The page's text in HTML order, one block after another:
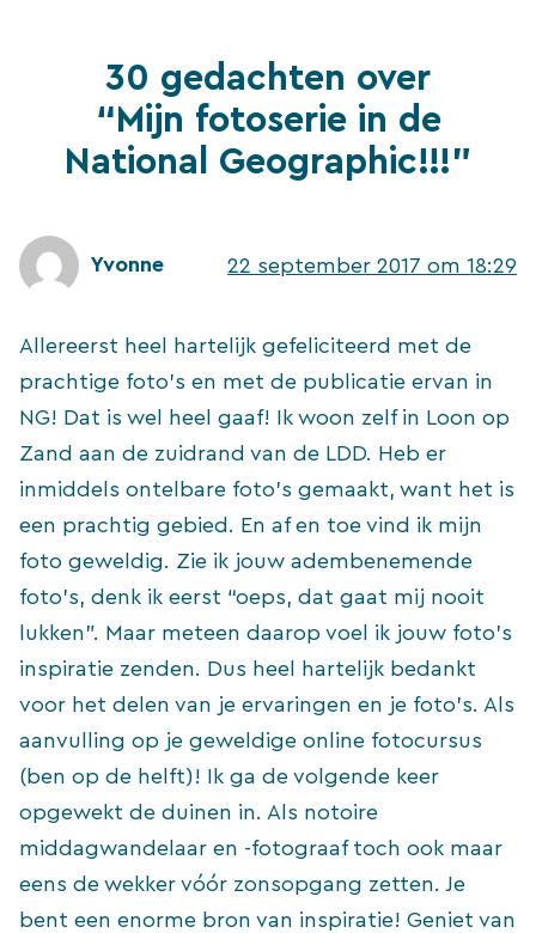
30 gedachten over
“Mijn fotoserie in de
National Geographic!!!”
Yvonne 22 september 2017 om 18:29
Allereerst heel hartelijk gefeliciteerd met de
prachtige foto’s en met de publicatie ervan in
NG! Dat is wel heel gaaf! Ik woon zelf in Loon op
Zand aan de zuidrand van de LDD. Heb er
inmiddels ontelbare foto’s gemaakt, want het is
een prachtig gebied. En af en toe vind ik mijn
foto geweldig. Zie ik jouw adembenemende
foto’s, denk ik eerst “oeps, dat gaat mij nooit
lukken”. Maar meteen daarop voel ik jouw foto’s
inspiratie zenden. Dus heel hartelijk bedankt
voor het delen van je ervaringen en je foto’s. Als
aanvulling op je geweldige online fotocursus
(ben op de helft)! Ik ga de volgende keer
opgewekt de duinen in. Als notoire
middagwandelaar en -fotograaf toch ook maar
eens de wekker vóór zonsopgang zetten. Je
bent een enorme bron van inspiratie! Geniet van